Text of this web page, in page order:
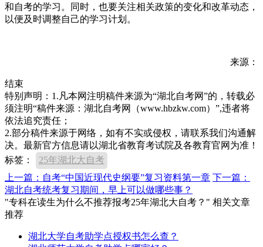
和自考的学习。同时，也要关注相关政策的变化和改革动态，
以便及时调整自己的学习计划。
来源：
结束
特别声明：1.凡本网注明稿件来源为“湖北自考网”的，转载必
须注明“稿件来源：湖北自考网（www.hbzkw.com）”,违者将
依法追究责任；
2.部分稿件来源于网络，如有不实或侵权，请联系我们沟通解
决。最新官方信息请以湖北省教育考试院及各教育官网为准！
标签：
25年湖北大自考
上一篇：自考“中国近现代史纲要”复习资料第一章 下一篇：
湖北自考统考复习期间，早上可以做哪些事？
"专科在读生为什么不推荐报考25年湖北大自考？" 相关文章
推荐
湖北大学自考助学点授权书怎么查？